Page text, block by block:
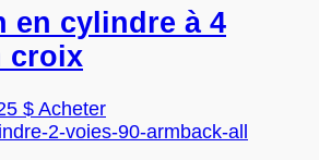
sur
la
21.75 $
à
54.85 $
plusieurs
variations.
être
en cylindre à 4
croix
$Plage
de
AcheterCe
produit